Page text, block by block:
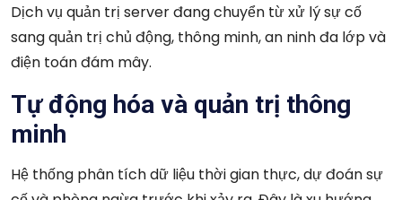
Dịch vụ quản trị server đang chuyển từ xử lý sự cố
sang quản trị chủ động, thông minh, an ninh đa lớp và
điện toán đám mây.
Tự động hóa và quản trị thông
minh
Hệ thống phân tích dữ liệu thời gian thực, dự đoán sự